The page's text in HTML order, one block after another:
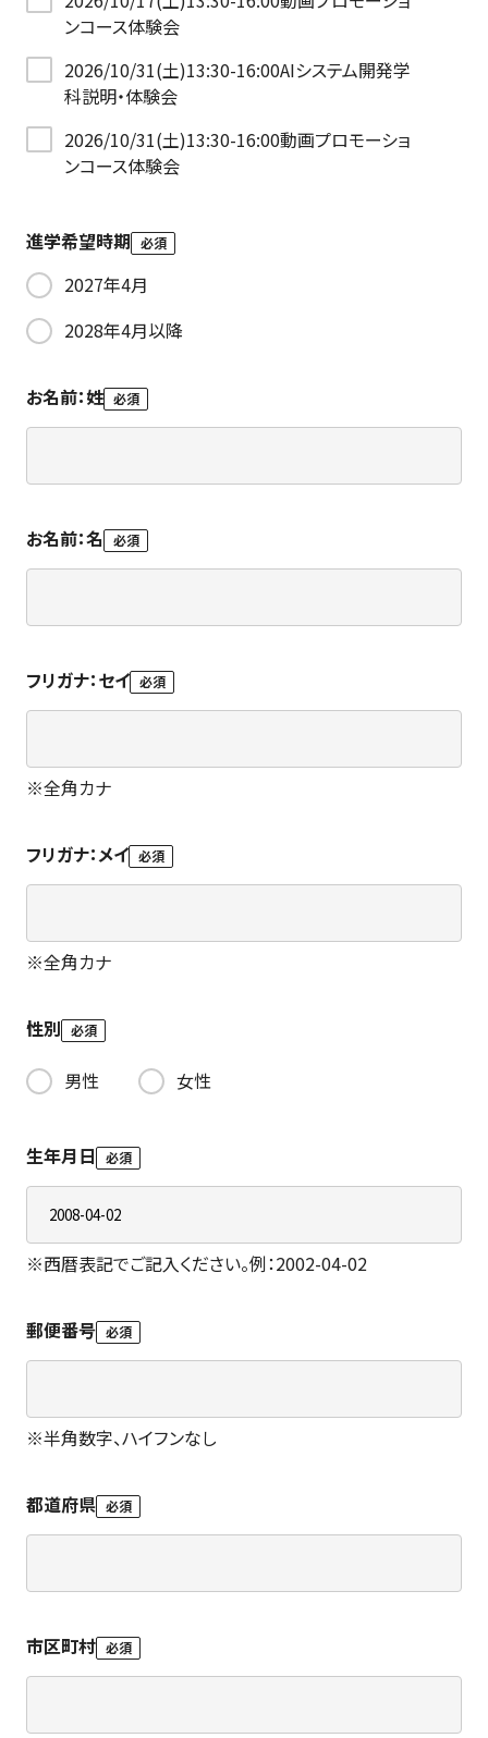
ンコース体験会
2026/10/31(土)13:30-16:00AIシステム開発学
科説明・体験会
2026/10/31(土)13:30-16:00動画プロモーショ
ンコース体験会
進学希望時期 必須
2027年4月
2028年4月以降
お名前：姓 必須
お名前：名 必須
フリガナ：セイ 必須
※全角カナ
フリガナ：メイ 必須
※全角カナ
性別 必須
男性 女性
生年月日 必須
※西暦表記でご記入ください。例：2002-04-02
郵便番号 必須
※半角数字、ハイフンなし
都道府県 必須
市区町村 必須